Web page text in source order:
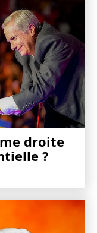
droite
?